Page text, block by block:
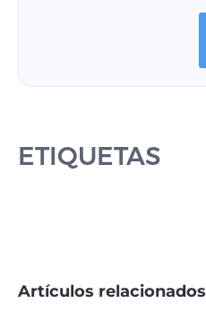
ETIQUETAS
Artículos relacionados